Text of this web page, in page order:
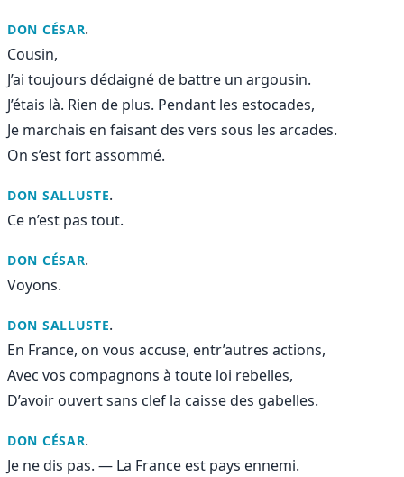
DON CÉSAR.
Cousin,
J’ai toujours dédaigné de battre un argousin.
J’étais là. Rien de plus. Pendant les estocades,
Je marchais en faisant des vers sous les arcades.
On s’est fort assommé.
DON SALLUSTE.
Ce n’est pas tout.
DON CÉSAR.
Voyons.
DON SALLUSTE.
En France, on vous accuse, entr’autres actions,
Avec vos compagnons à toute loi rebelles,
D’avoir ouvert sans clef la caisse des gabelles.
DON CÉSAR.
Je ne dis pas. — La France est pays ennemi.